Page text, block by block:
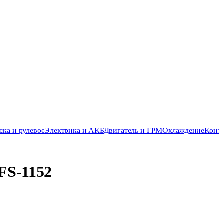
и рулевоеЭлектрика и АКБДвигатель и ГРМОхлаждение
1152